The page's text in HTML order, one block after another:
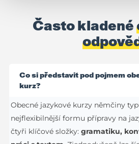
Často kladené
Co si představit pod pojmem
kurz?
Obecné jazykové kurzy němčiny
nejflexibilnější formu přípravy na
čtyři klíčové složky:gramatiku,